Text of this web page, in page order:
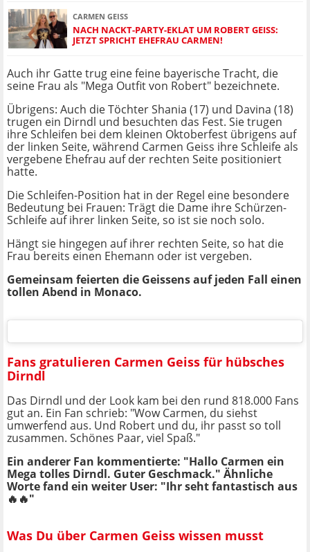
CARMEN GEISS
NACH NACKT-PARTY-EKLAT UM ROBERT GEISS:
JETZT SPRICHT EHEFRAU CARMEN!
Auch ihr Gatte trug eine feine bayerische Tracht, die
seine Frau als "Mega Outfit von Robert" bezeichnete.
Übrigens: Auch die Töchter Shania (17) und Davina (18)
trugen ein Dirndl und besuchten das Fest. Sie trugen
ihre Schleifen bei dem kleinen Oktoberfest übrigens auf
der linken Seite, während Carmen Geiss ihre Schleife als
vergebene Ehefrau auf der rechten Seite positioniert
hatte.
Die Schleifen-Position hat in der Regel eine besondere
Bedeutung bei Frauen: Trägt die Dame ihre Schürzen-
Schleife auf ihrer linken Seite, so ist sie noch solo.
Hängt sie hingegen auf ihrer rechten Seite, so hat die
Frau bereits einen Ehemann oder ist vergeben.
Gemeinsam feierten die Geissens auf jeden Fall einen
tollen Abend in Monaco.
Fans gratulieren Carmen Geiss für hübsches
Dirndl
Das Dirndl und der Look kam bei den rund 818.000 Fans
gut an. Ein Fan schrieb: "Wow Carmen, du siehst
umwerfend aus. Und Robert und du, ihr passt so toll
zusammen. Schönes Paar, viel Spaß."
Ein anderer Fan kommentierte: "Hallo Carmen ein
Mega tolles Dirndl. Guter Geschmack." Ähnliche
Worte fand ein weiter User: "Ihr seht fantastisch aus
🔥🔥"
Was Du über Carmen Geiss wissen musst